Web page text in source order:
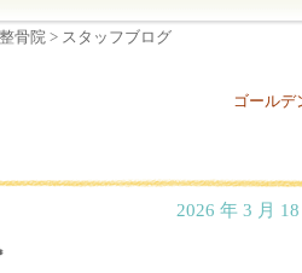
骨院 > スタッフブログ
ゴールデ
2026 年 3 月